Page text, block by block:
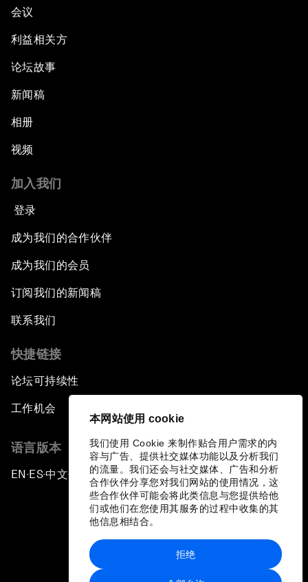
本网站使用 cookie
我们使用 Cookie 来制作贴合用户需求的内
容与广告、提供社交媒体功能以及分析我们
的流量。我们还会与社交媒体、广告和分析
合作伙伴分享您对我们网站的使用情况，这
些合作伙伴可能会将此类信息与您提供给他
们或他们在您使用其服务的过程中收集的其
他信息相结合。
拒绝
会议
利益相关方
论坛故事
新闻稿
相册
视频
加入我们
登录
成为我们的合作伙伴
成为我们的会员
订阅我们的新闻稿
联系我们
快捷链接
论坛可持续性
工作机会
语言版本
EN ▪ES▪中文▪ 日本語